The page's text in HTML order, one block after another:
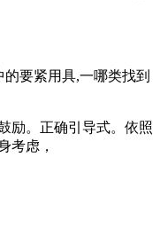
要紧用具,一哪类找到
励。正确引导式。依照
考虑，